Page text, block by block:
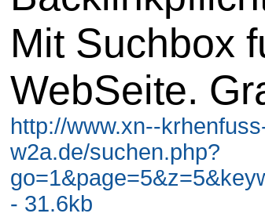
Mit Suchbox
WebSeite.
http://www.xn--
w2a.de/suchen.php?
- 31.6kb